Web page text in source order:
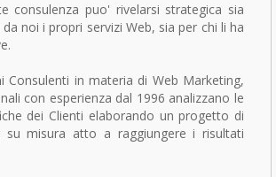
consulenza puo' rivelarsi strategica sia
noi i propri servizi Web, sia per chi li ha
Consulenti in materia di Web Marketing,
con esperienza dal 1996 analizzano le
dei Clienti elaborando un progetto di
su misura atto a raggiungere i risultati